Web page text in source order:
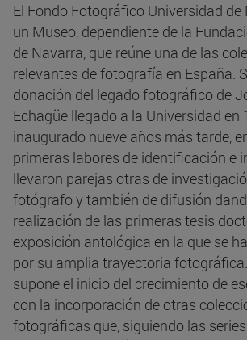
El Fondo Fotográfico Universidad
un Museo, dependiente de la
de Navarra, que reúne una de las
relevantes de fotografía en España.
donación del legado fotográfico de
Echagüe llegado a la Universidad en
inaugurado nueve años más tarde,
primeras labores de identificación e
llevaron parejas otras de
fotógrafo y también de difusión
realización de las primeras tesis
exposición antológica en la que se
por su amplia trayectoria
supone el inicio del crecimiento de
con la incorporación de otras
fotográficas que, siguiendo las